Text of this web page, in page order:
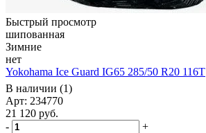
Быстрый просмотр
шипованная
Зимние
нет
Yokohama Ice Guard IG65 285/50 R20 116T
В наличии (1)
Арт: 234770
21 120 руб.
-
+